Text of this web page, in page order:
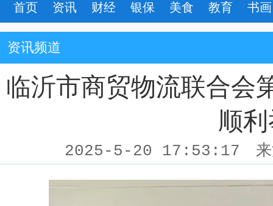
首页 资讯 财经 银保 美食 教育 书画
资讯频道
临沂市商贸物流联合会
顺
2025-5-20 17:53:17